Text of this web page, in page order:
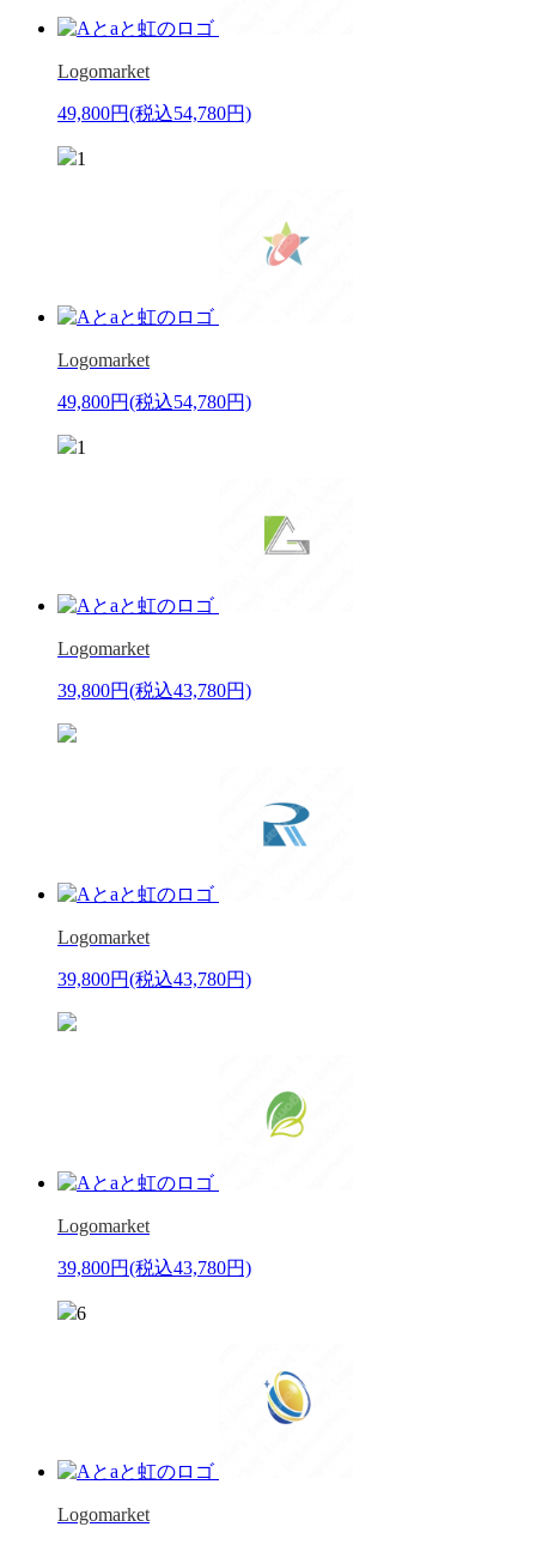
Logomarket
49,800円(税込54,780円)
1
Logomarket
49,800円(税込54,780円)
1
Logomarket
39,800円(税込43,780円)
Logomarket
39,800円(税込43,780円)
Logomarket
39,800円(税込43,780円)
6
Logomarket